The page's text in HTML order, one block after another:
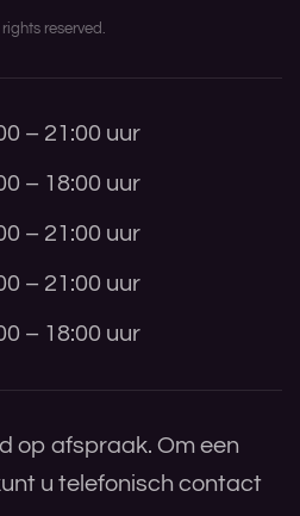
reserved.
– 21:00 uur
– 18:00 uur
– 21:00 uur
– 21:00 uur
– 18:00 uur
op afspraak. Om een
u telefonisch contact